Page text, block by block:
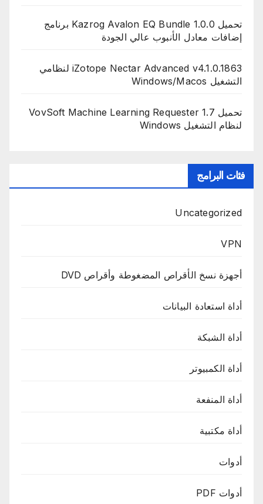
تحميل Kazrog Avalon EQ Bundle 1.0.0 برنامج
إضافات معادل الأنبوب عالي الجودة
iZotope Nectar Advanced v4.1.0.1863 لنظامي
التشغيل Windows/Macos
تحميل VovSoft Machine Learning Requester 1.7
لنظام التشغيل Windows
فئات البرامج
Uncategorized
VPN
أجهزة نسخ الأقراص المضغوطة وأقراص DVD
أداة استعادة البيانات
أداة الشبكة
أداة الكمبيوتر
أداة المنفعة
أداة مكتبية
أدوات
أدوات PDF